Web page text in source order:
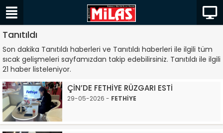
Tanıtıldı
Son dakika Tanıtıldı haberleri ve Tanıtıldı haberleri ile ilgili tüm
sıcak gelişmeleri sayfamızdan takip edebilirsiniz. Tanıtıldı ile ilgili
21 haber listeleniyor.
ÇİN’DE FETHİYE RÜZGARI ESTİ
29-05-2026 - FETHİYE